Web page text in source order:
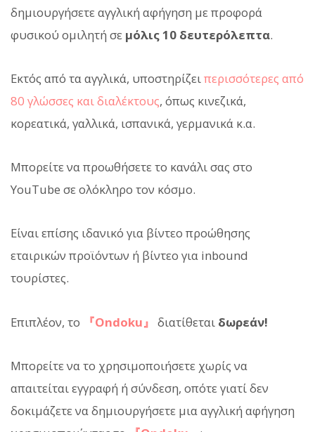
δημιουργήσετε αγγλική αφήγηση με προφορά
φυσικού ομιλητή σε μόλις 10 δευτερόλεπτα.
Εκτός από τα αγγλικά, υποστηρίζειπερισσότερες από
80 γλώσσες και διαλέκτους, όπως κινεζικά,
κορεατικά, γαλλικά, ισπανικά, γερμανικά κ.α.
Μπορείτε να προωθήσετε το κανάλι σας στο
YouTube σε ολόκληρο τον κόσμο.
Είναι επίσης ιδανικό για βίντεο προώθησης
εταιρικών προϊόντων ή βίντεο για inbound
τουρίστες.
Επιπλέον, το 『Ondoku』 διατίθεται δωρεάν!
Μπορείτε να το χρησιμοποιήσετε χωρίς να
απαιτείται εγγραφή ή σύνδεση, οπότε γιατί δεν
δοκιμάζετε να δημιουργήσετε μια αγγλική αφήγηση